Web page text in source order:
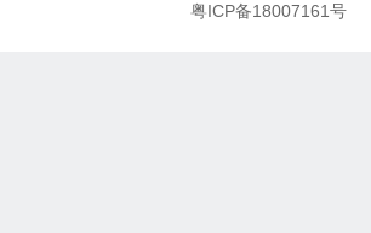
粤ICP备18007161号